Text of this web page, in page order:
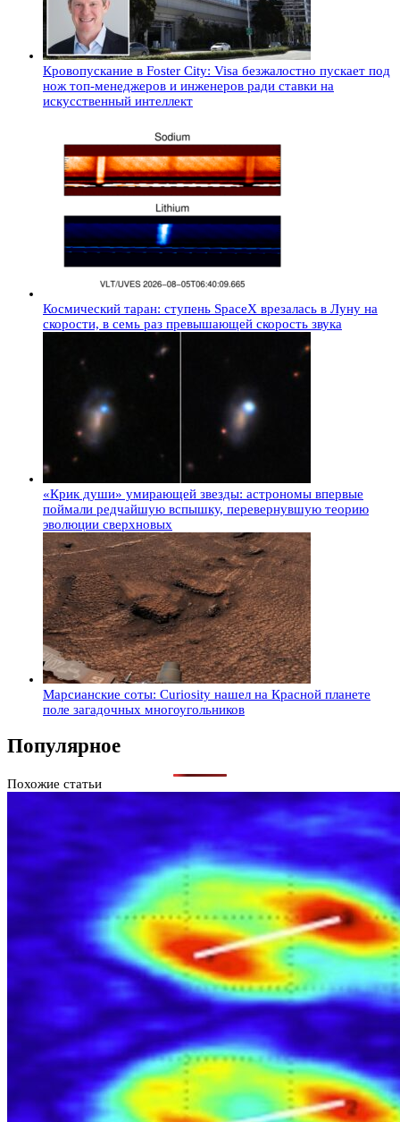
Кровопускание в Foster City: Visa безжалостно пускает под
нож топ-менеджеров и инженеров ради ставки на
искусственный интеллект
Космический таран: ступень SpaceX врезалась в Луну на
скорости, в семь раз превышающей скорость звука
«Крик души» умирающей звезды: астрономы впервые
поймали редчайшую вспышку, перевернувшую теорию
эволюции сверхновых
Марсианские соты: Curiosity нашел на Красной планете
поле загадочных многоугольников
Популярное
Похожие статьи